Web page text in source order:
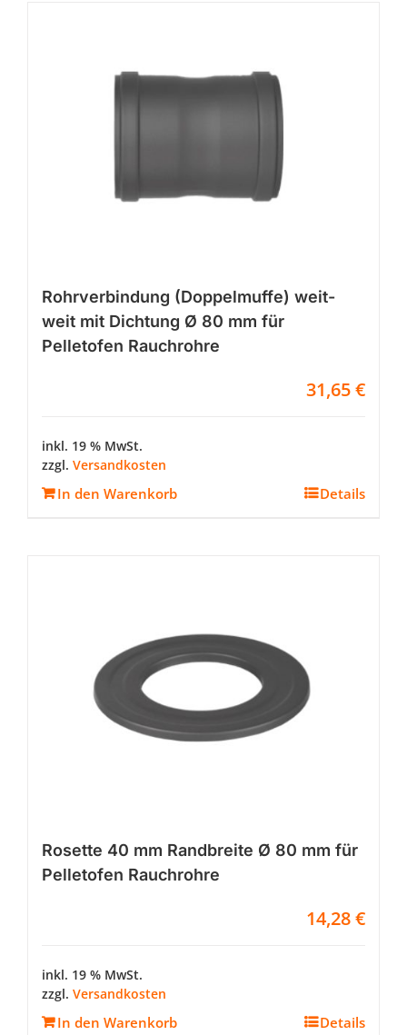
Optionen
werden
Rohrverbindung (Doppelmuffe) weit-
weit mit Dichtung Ø 80 mm für
Pelletofen Rauchrohre
31,65€
inkl. 19 % MwSt.
zzgl. Versandkosten
In den Warenkorb Details
Rosette 40 mm Randbreite Ø 80 mm für
Pelletofen Rauchrohre
14,28€
inkl. 19 % MwSt.
zzgl. Versandkosten
In den Warenkorb Details